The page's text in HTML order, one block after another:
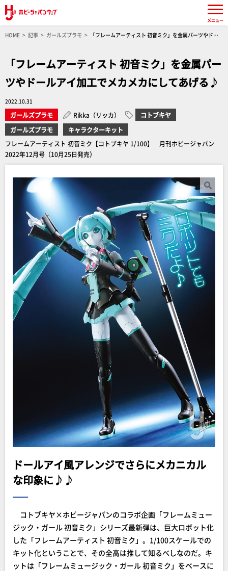
HOME 記事 ガールズプラモ
「フレームアーティスト 初音ミク」を金属パーツやドー
「フレームアーティスト 初音ミク」を金属パー
ツやドールアイ加工でメカメカにしてあげる♪
2022.10.31
ガールズプラモ Rikka（リッカ）
コトブキヤ
ガールズプラモ
キャラクターキット
フレームアーティスト 初音ミク【コトブキヤ 1/100】 月刊ホビージャパン
2022年12月号（10月25日発売）
ドールアイ風アレンジでさらにメカニカル
な印象に♪♪
コトブキヤ×ホビージャパンのコラボ企画「フレームミュー
ジック・ガール 初音ミク」シリーズ最新弾は、巨大ロボット化
した「フレームアーティスト 初音ミク」。1/100スケールでの
キット化ということで、その全高は推して知るべしなのだ。キ
ットは「フレームミュージック・ガール 初音ミク」をベースに
メニュー